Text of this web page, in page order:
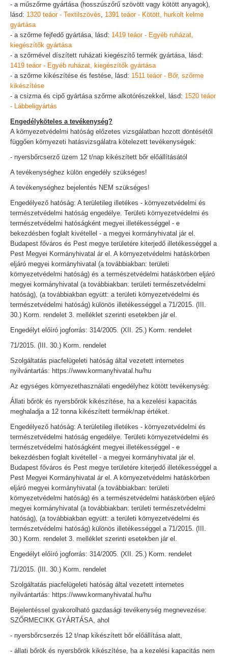
- a műszőrme gyártása (hosszúszőrű szövött vagy kötött anyagok),
lásd: 1320 teáor - Textilszövés, 1391 teáor - Kötött, hurkolt kelme
gyártása
- a szőrme fejfedő gyártása, lásd: 1419 teáor - Egyéb ruházat,
kiegészítők gyártása
- a szőrmével díszített ruházati kiegészítő termék gyártása, lásd:
1419 teáor - Egyéb ruházat, kiegészítők gyártása
- a szőrme kikészítése és festése, lásd: 1511 teáor - Bőr, szőrme
kikészítése
- a csizma és cipő gyártása szőrme alkotórészekkel, lásd: 1520 teáor
- Lábbeligyártás
Engedélyköteles a tevékenység?
A környezetvédelmi hatóság előzetes vizsgálatban hozott döntésétől
függően környezeti hatásvizsgálatra kötelezett tevékenységek:
- nyersbőrcserző üzem 12 t/nap kikészített bőr előállításától
A tevékenységhez külön engedély szükséges!
A tevékenységhez bejelentés NEM szükséges!
Engedélyező hatóság: A területileg illetékes - környezetvédelmi és
természetvédelmi hatóság engedélye. Területi környezetvédelmi és
természetvédelmi hatóságként megyei illetékességgel - e
bekezdésben foglalt kivétellel - a megyei kormányhivatal jár el.
Budapest főváros és Pest megye területére kiterjedő illetékességgel a
Pest Megyei Kormányhivatal ár el. A környezetvédelmi hatáskörben
eljáró megyei kormányhivatal (a továbbiakban: területi
környezetvédelmi hatóság) és a természetvédelmi hatáskörben eljáró
megyei kormányhivatal (a továbbiakban: területi természetvédelmi
hatóság), (a továbbiakban együtt: a területi környezetvédelmi és
természetvédelmi hatóság) különös illetékességgel a 71/2015. (III.
30.) Korm. rendelet 3. melléklet szerinti esetekben jár el.
Engedélyt előíró jogforrás: 314/2005. (XII. 25.) Korm. rendelet
71/2015. (III. 30.) Korm. rendelet
Szolgáltatás piacfelügeleti hatóság által vezetett internetes
nyilvántartás: https://www.kormanyhivatal.hu/hu
Az egységes környezethasználati engedélyhez kötött tevékenység:
Állati bőrök és nyersbőrök kikészítése, ha a kezelési kapacitás
meghaladja a 12 tonna kikészített termék/nap értéket.
Engedélyező hatóság: A területileg illetékes - környezetvédelmi és
természetvédelmi hatóság engedélye. Területi környezetvédelmi és
természetvédelmi hatóságként megyei illetékességgel - e
bekezdésben foglalt kivétellel - a megyei kormányhivatal jár el.
Budapest főváros és Pest megye területére kiterjedő illetékességgel a
Pest Megyei Kormányhivatal ár el. A környezetvédelmi hatáskörben
eljáró megyei kormányhivatal (a továbbiakban: területi
környezetvédelmi hatóság) és a természetvédelmi hatáskörben eljáró
megyei kormányhivatal (a továbbiakban: területi természetvédelmi
hatóság), (a továbbiakban együtt: a területi környezetvédelmi és
természetvédelmi hatóság) különös illetékességgel a 71/2015. (III.
30.) Korm. rendelet 3. melléklet szerinti esetekben jár el.
Engedélyt előíró jogforrás: 314/2005. (XII. 25.) Korm. rendelet
71/2015. (III. 30.) Korm. rendelet
Szolgáltatás piacfelügeleti hatóság által vezetett internetes
nyilvántartás: https://www.kormanyhivatal.hu/hu
Bejelentéssel gyakorolható gazdasági tevékenység megnevezése:
SZŐRMECIKK GYÁRTÁSA, ahol
- nyersbőrcserzés 12 t/nap kikészített bőr előállítása alatt,
- állati bőrök és nyersbőrök kikészítése, ha a kezelési kapacitás nem